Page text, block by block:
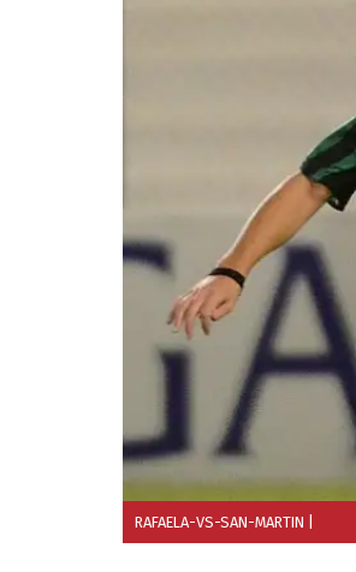
RAFAELA-VS-SAN-MARTIN